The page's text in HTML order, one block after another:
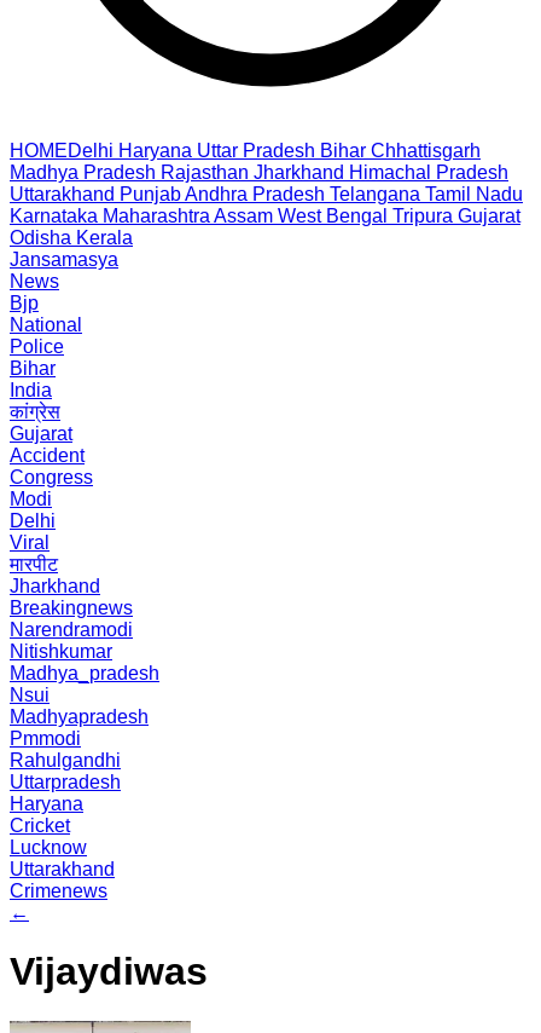
HOMEDelhi Haryana Uttar Pradesh Bihar Chhattisgarh
Madhya Pradesh Rajasthan Jharkhand Himachal Pradesh
Uttarakhand PunjabAndhra Pradesh Telangana Tamil Nadu
Karnataka Maharashtra Assam West Bengal Tripura Gujarat
Odisha Kerala
Jansamasya
News
Bjp
National
Police
Bihar
India
कांग्रेस
Gujarat
Accident
Congress
Modi
Delhi
Viral
मारपीट
Jharkhand
Breakingnews
Narendramodi
Nitishkumar
Madhya_pradesh
Nsui
Madhyapradesh
Pmmodi
Rahulgandhi
Uttarpradesh
Haryana
Cricket
Lucknow
Uttarakhand
Crimenews
←
Vijaydiwas